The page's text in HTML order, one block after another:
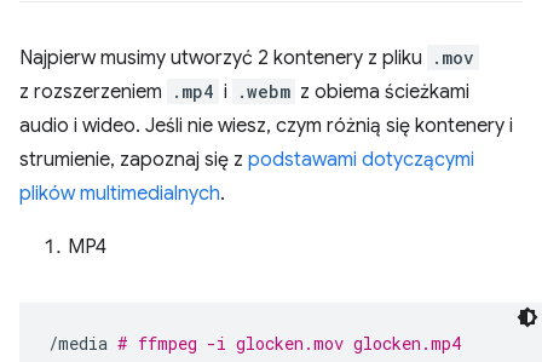
Najpierw musimy utworzyć 2 kontenery z pliku .mov
z rozszerzeniem .mp4 i .webm z obiema ścieżkami
audio i wideo. Jeśli nie wiesz, czym różnią się kontenery i
strumienie, zapoznaj się z podstawami dotyczącymi
plików multimedialnych.
MP4
/media # ffmpeg -i glocken.mov glocken.mp4